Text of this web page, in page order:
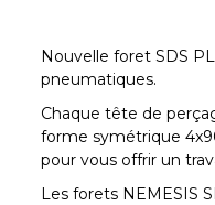
Nouvelle foret SDS
pneumatiques.
Chaque tête de
forme symétrique
pour vous offrir un
Les forets NEMESIS